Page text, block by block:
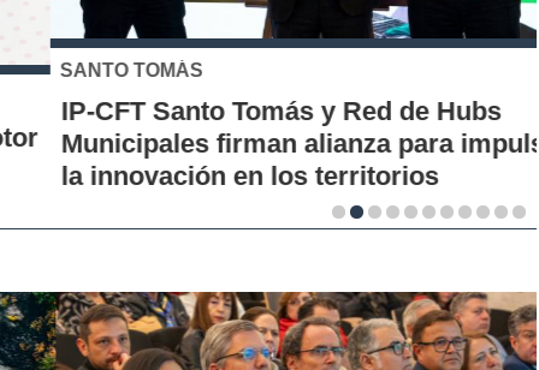
SANTO TOMÁS
IP-CFT Santo Tomás y Red de Hubs
Municipales firman alianza para impulsar
la innovación en los territorios